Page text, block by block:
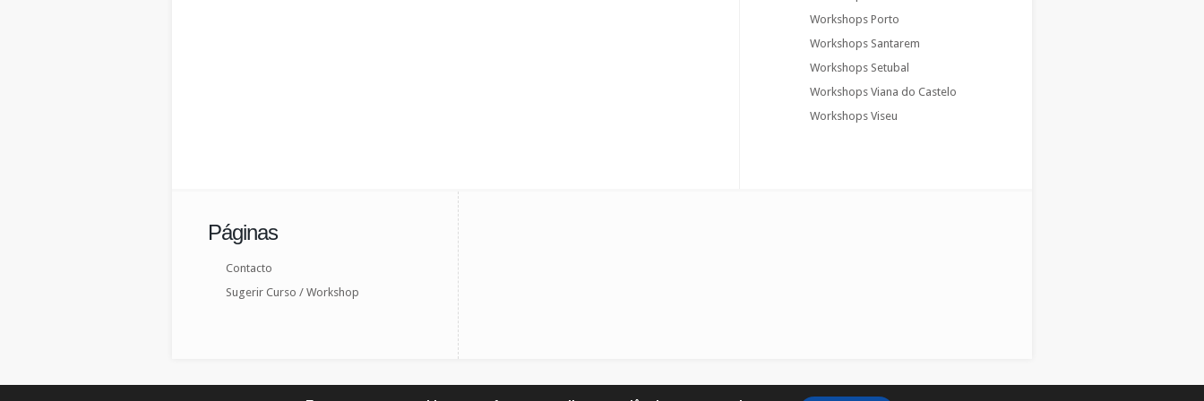
Workshops Porto
Workshops Santarem
Workshops Setubal
Workshops Viana do Castelo
Workshops Viseu
Páginas
Contacto
Sugerir Curso / Workshop